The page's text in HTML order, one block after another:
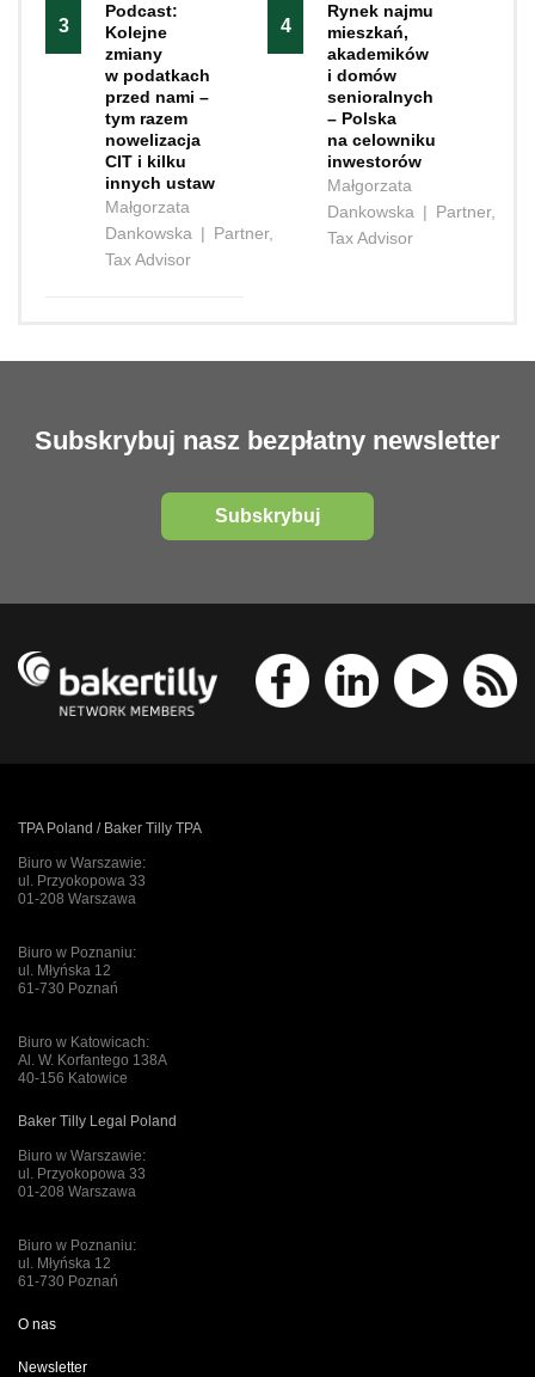
3
Podcast:
Kolejne
zmiany
w podatkach
przed nami –
tym razem
nowelizacja
CIT i kilku
innych ustaw
Małgorzata
Dankowska | Partner,
Tax Advisor
4
Rynek najmu
mieszkań,
akademików
i domów
senioralnych
– Polska
na celowniku
inwestorów
Małgorzata
Dankowska | Partner,
Tax Advisor
Subskrybuj nasz bezpłatny newsletter
Subskrybuj
TPA Poland / Baker Tilly TPA
Biuro w Warszawie:
ul. Przyokopowa 33
01-208 Warszawa
Biuro w Poznaniu:
ul. Młyńska 12
61-730 Poznań
Biuro w Katowicach:
Al. W. Korfantego 138A
40-156 Katowice
Baker Tilly Legal Poland
Biuro w Warszawie:
ul. Przyokopowa 33
01-208 Warszawa
Biuro w Poznaniu:
ul. Młyńska 12
61-730 Poznań
O nas
Newsletter